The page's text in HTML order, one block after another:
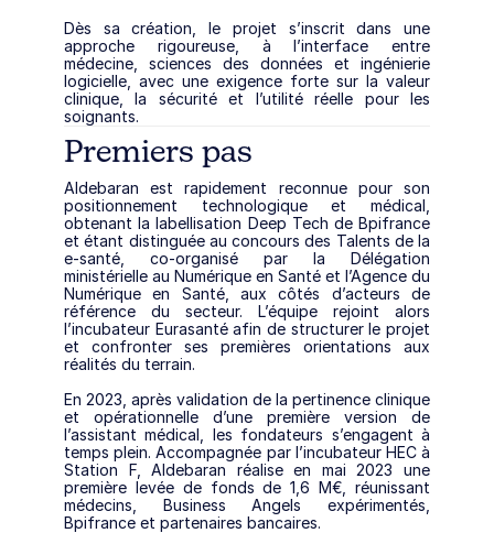
Dès sa création, le projet s’inscrit dans une
approche rigoureuse, à l’interface entre
médecine, sciences des données et ingénierie
logicielle, avec une exigence forte sur la valeur
clinique, la sécurité et l’utilité réelle pour les
soignants.
Premiers pas
Aldebaran est rapidement reconnue pour son
positionnement technologique et médical,
obtenant la labellisation Deep Tech de Bpifrance
et étant distinguée au concours des Talents de la
e-santé, co-organisé par la Délégation
ministérielle au Numérique en Santé et l’Agence du
Numérique en Santé, aux côtés d’acteurs de
référence du secteur. L’équipe rejoint alors
l’incubateur Eurasanté afin de structurer le projet
et confronter ses premières orientations aux
réalités du terrain.
En 2023, après validation de la pertinence clinique
et opérationnelle d’une première version de
l’assistant médical, les fondateurs s’engagent à
temps plein. Accompagnée par l’incubateur HEC à
Station F, Aldebaran réalise en mai 2023 une
première levée de fonds de 1,6 M€, réunissant
médecins, Business Angels expérimentés,
Bpifrance et partenaires bancaires.